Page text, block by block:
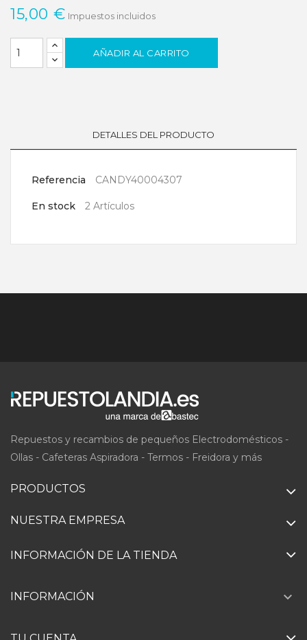
15,00 € Impuestos incluidos
AÑADIR AL CARRITO
DETALLES DEL PRODUCTO
Referencia CANDY40004307
En stock 2 Artículos
Repuestos y recambios de pequeños Electrodomésticos -
Ollas - Cafeteras Aspiradora - Termos - Freidora y más
PRODUCTOS
NUESTRA EMPRESA
INFORMACIÓN DE LA TIENDA
INFORMACIÓN 